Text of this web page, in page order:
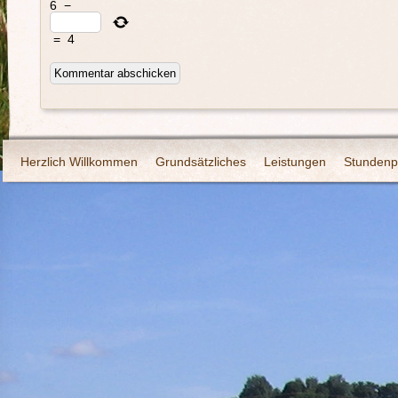
6 −
= 4
Herzlich Willkommen Grundsätzliches Leistungen